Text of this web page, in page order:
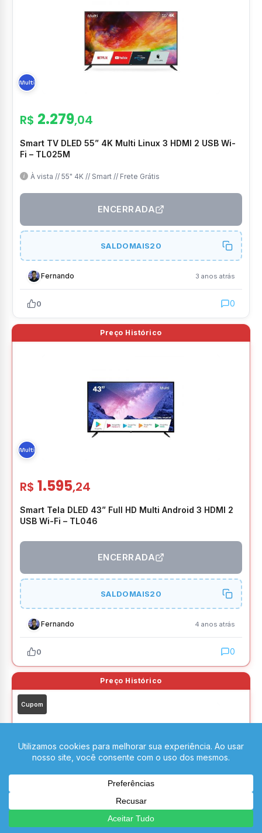
R$ 2.279,04
Smart TV DLED 55” 4K Multi Linux 3 HDMI 2 USB Wi-
Fi – TL025M
À vista // 55" 4K // Smart // Frete Grátis
ENCERRADA
SALDOMAIS20
Fernando 3 anos atrás
0 0
R$ 1.595,24
Smart Tela DLED 43” Full HD Multi Android 3 HDMI 2
USB Wi-Fi – TL046
ENCERRADA
SALDOMAIS20
Fernando 4 anos atrás
0 0
Cupom